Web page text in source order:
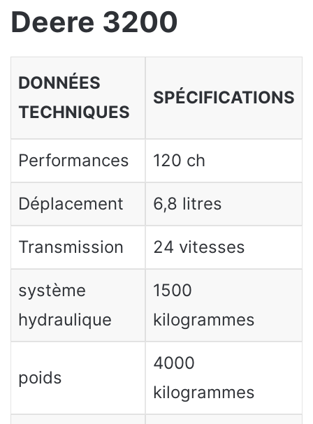
Deere 3200
DONNÉES
TECHNIQUES
SPÉCIFICATIONS
Performances 120 ch
Déplacement 6,8 litres
Transmission 24 vitesses
système
hydraulique
1500
kilogrammes
poids
4000
kilogrammes